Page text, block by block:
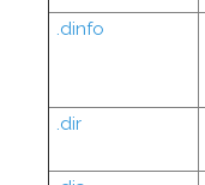
.dinfo
.dir